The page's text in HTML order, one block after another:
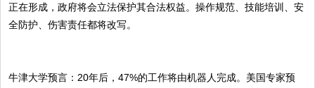
正在形成，政府将会立法保护其合法权益。操作规范、技能培训、安
全防护、伤害责任都将改写。
牛津大学预言：20年后，47%的工作将由机器人完成。美国专家预